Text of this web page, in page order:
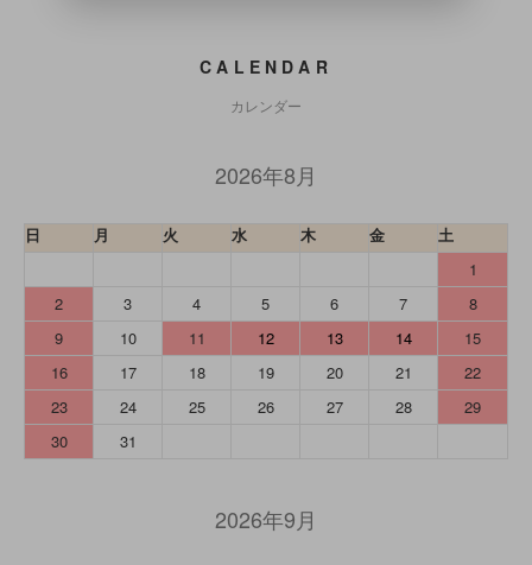
CALENDAR
カレンダー
2026年8月
日 月 火 水 木 金
土
1
2
3 4 5 6 7
8
9
10 11 12 13 14
15
16
17 18 19 20 21
22
23
24 25 26 27 28
29
30
31
2026年9月